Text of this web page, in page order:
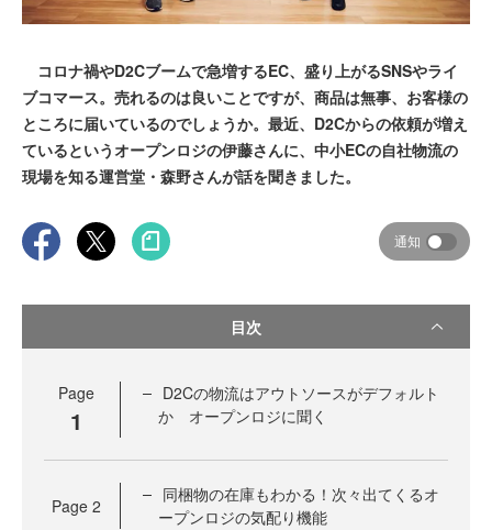
コロナ禍やD2Cブームで急増するEC、盛り上がるSNSやライ
ブコマース。売れるのは良いことですが、商品は無事、お客様の
ところに届いているのでしょうか。最近、D2Cからの依頼が増え
ているというオープンロジの伊藤さんに、中小ECの自社物流の
現場を知る運営堂・森野さんが話を聞きました。
通知
目次
Page
1
D2Cの物流はアウトソースがデフォルト
か オープンロジに聞く
Page 2
同梱物の在庫もわかる！次々出てくるオ
ープンロジの気配り機能